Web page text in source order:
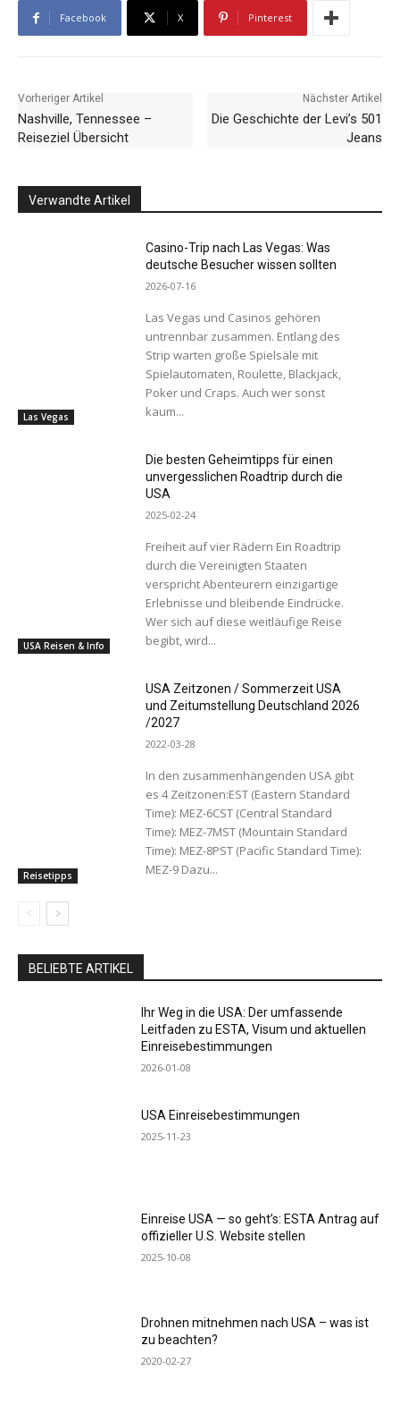
Facebook X Pinterest
Vorheriger Artikel
Nashville, Tennessee –
Reiseziel Übersicht
Nächster Artikel
Die Geschichte der Levi’s 501
Jeans
Verwandte Artikel
Las Vegas
Casino-Trip nach Las Vegas: Was
deutsche Besucher wissen sollten
2026-07-16
Las Vegas und Casinos gehören
untrennbar zusammen. Entlang des
Strip warten große Spielsäle mit
Spielautomaten, Roulette, Blackjack,
Poker und Craps. Auch wer sonst
kaum...
USA Reisen & Info
Die besten Geheimtipps für einen
unvergesslichen Roadtrip durch die
USA
2025-02-24
Freiheit auf vier Rädern Ein Roadtrip
durch die Vereinigten Staaten
verspricht Abenteurern einzigartige
Erlebnisse und bleibende Eindrücke.
Wer sich auf diese weitläufige Reise
begibt, wird...
Reisetipps
USA Zeitzonen / Sommerzeit USA
und Zeitumstellung Deutschland 2026
/2027
2022-03-28
In den zusammenhängenden USA gibt
es 4 Zeitzonen:EST (Eastern Standard
Time): MEZ-6CST (Central Standard
Time): MEZ-7MST (Mountain Standard
Time): MEZ-8PST (Pacific Standard Time):
MEZ-9 Dazu...
BELIEBTE ARTIKEL
Ihr Weg in die USA: Der umfassende
Leitfaden zu ESTA, Visum und aktuellen
Einreisebestimmungen
2026-01-08
USA Einreisebestimmungen
2025-11-23
Einreise USA — so geht’s: ESTA Antrag auf
offizieller U.S. Website stellen
2025-10-08
Drohnen mitnehmen nach USA – was ist
zu beachten?
2020-02-27